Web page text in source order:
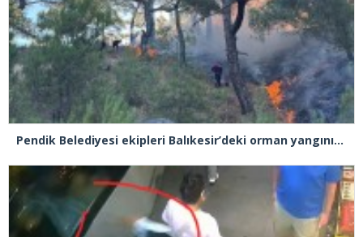
Pendik Belediyesi ekipleri Balıkesir’deki orman yangınına müdahale ediyor